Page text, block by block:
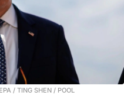
/ TING SHEN / POOL